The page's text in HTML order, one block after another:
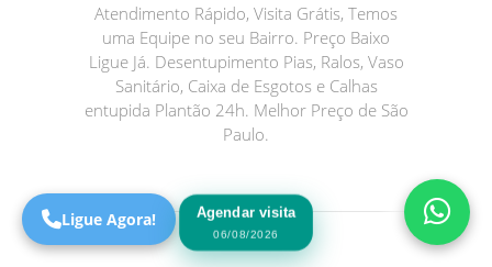
Atendimento Rápido, Visita Grátis, Temos
uma Equipe no seu Bairro. Preço Baixo
Ligue Já. Desentupimento Pias, Ralos, Vaso
Sanitário, Caixa de Esgotos e Calhas
entupida Plantão 24h. Melhor Preço de São
Paulo.
Agendar visita
06/08/2026
Precisa de Ajuda?
Online
São Paulo! Precisa de
ajuda?
Ligue Agora!